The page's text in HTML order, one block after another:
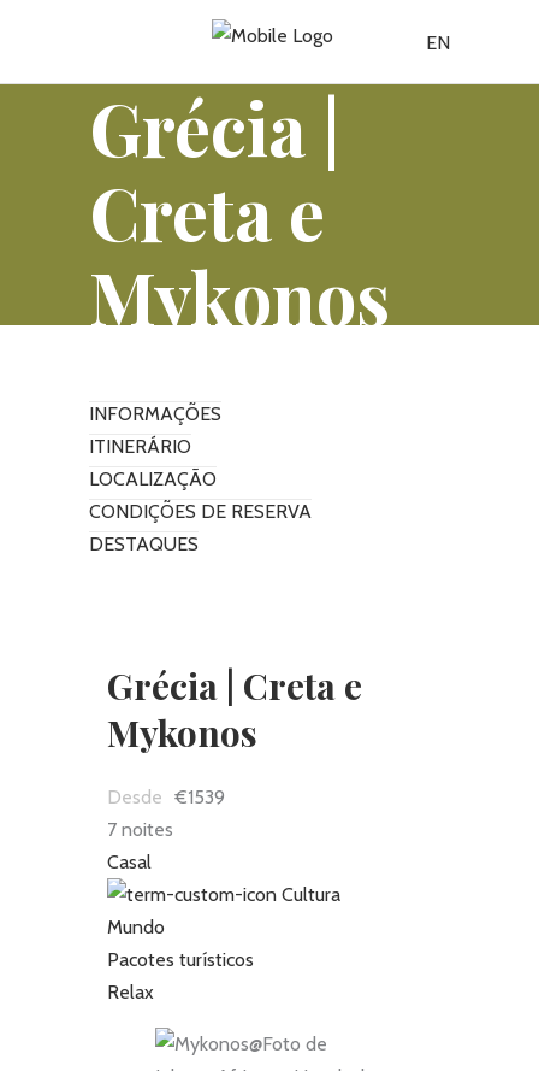
EN
Grécia |
Creta e
Mykonos
INFORMAÇÕES
ITINERÁRIO
LOCALIZAÇÃO
CONDIÇÕES DE RESERVA
DESTAQUES
Grécia | Creta e
Mykonos
€1539
7 noites
Casal
Cultura
Mundo
Pacotes turísticos
Relax